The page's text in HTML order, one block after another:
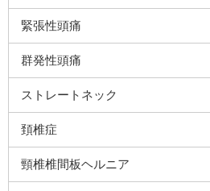
緊張性頭痛
群発性頭痛
ストレートネック
頚椎症
頸椎椎間板ヘルニア